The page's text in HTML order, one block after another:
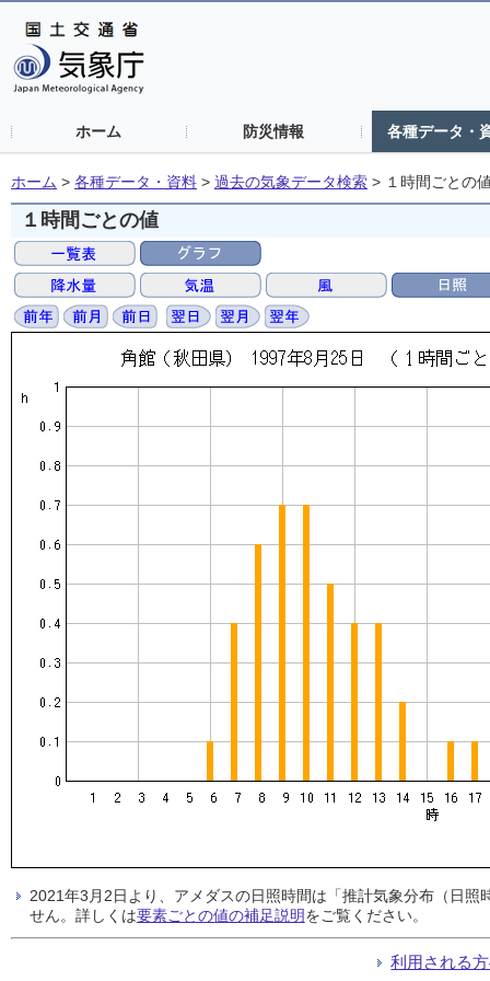
ホーム 防災情報 各種データ・
ホーム > 各種データ・資料 > 過去の気象データ検索 > １時間ごとの
１時間ごとの値
2021年3月2日より、アメダスの日照時間は「推計気象分布（日
せん。詳しくは要素ごとの値の補足説明をご覧ください。
利用される